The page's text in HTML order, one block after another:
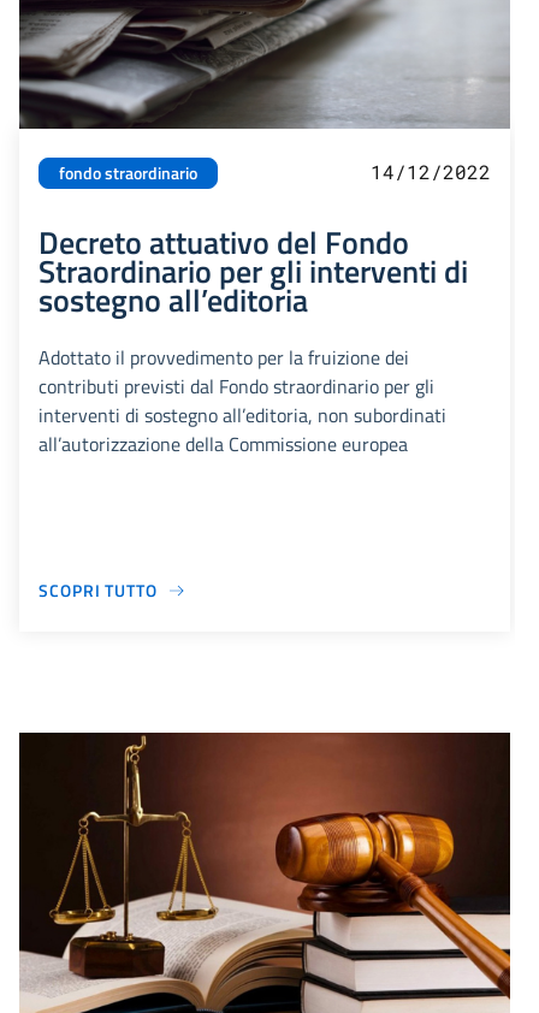
fondo straordinario 14/12/2022
Decreto attuativo del Fondo
Straordinario per gli interventi di
sostegno all’editoria
Adottato il provvedimento per la fruizione dei
contributi previsti dal Fondo straordinario per gli
interventi di sostegno all’editoria, non subordinati
all’autorizzazione della Commissione europea
SCOPRI TUTTO